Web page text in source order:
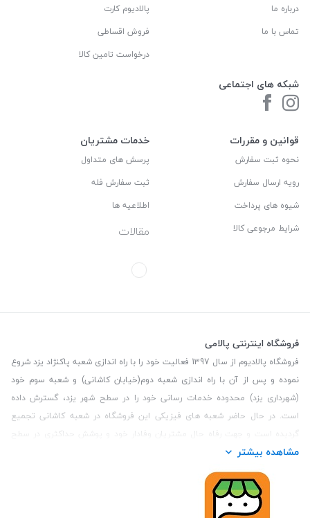
درباره ما
تماس با ما
شبکه های اجتماعی
پالادیوم کارت
فروش اقساطی
درخواست تامین کالا
قوانین و مقررات
نحوه ثبت سفارش
رویه ارسال سفارش
شیوه های پرداخت
شرایط مرجوعی کالا
خدمات مشتریان
پرسش های متداول
ثبت سفارش فله
اطلاعیه ها
مقالات
فروشگاه اینترنتی پالامی
فروشگاه پالادیوم از سال 1397 فعالیت خود را با راه اندازی شعبه پاکنژاد یزد شروع
نموده و پس از آن با راه اندازی شعبه دوم(خیابان کاشانی) و شعبه سوم خود
(شهرداری یزد) محدوده خدمات رسانی خود را در سطح شهر یزد، گسترش داده
است. در حال حاضر شعبه های فیزیکی این فروشگاه در شعبه کاشانی تجمیع
گردیده است و جهت رفاه حال مشتریان وفادار خود و پوشش حداکثری در سطح
استان یزد و همچنین مشتریان سطح کشور، فروشگاه اینترنتی پالامی را راه اندازی
نموده است. هدف فروشگاه اینترنتی پالامی فراهم نمودن یک خرید اینترنتی
مطمئن، با کالاهای متنوع، باکیفیت و دارای قیمت مناسب می باشد که مشتری
بتواند در مدت زمان کوتاه کالاهای خود را سفارش داده و در زمان مورد نظر خود
مشاهده بیشتر